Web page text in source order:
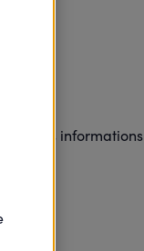
les informations